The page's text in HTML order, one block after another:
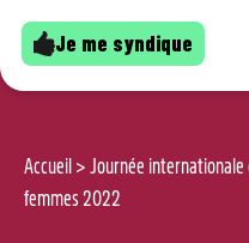
Je me syndique
Accueil > Journée internationale
femmes 2022